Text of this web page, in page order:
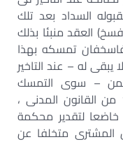
السداد بعد تلك
العقد منبئا بذلك
تمسكه بهذا
له – عند التاخير
– سوى التمسك
بال(فسخ) القضائى طبقا للمادة 157 من القانون المدنى ،
لتقدير محكمة
المشترى متخلفا عن